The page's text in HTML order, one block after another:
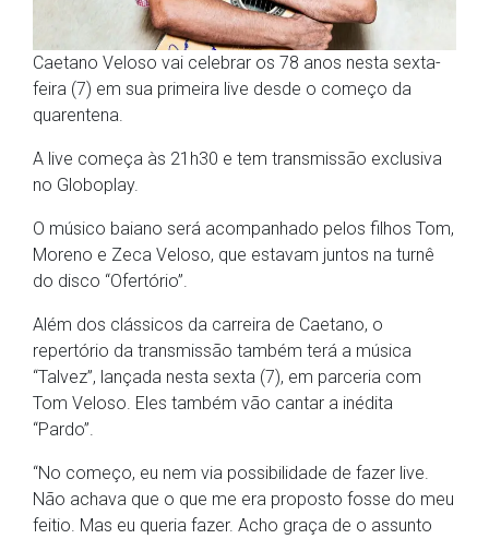
Caetano Veloso vai celebrar os 78 anos nesta sexta-
feira (7) em sua primeira live desde o começo da
quarentena.
A live começa às 21h30 e tem transmissão exclusiva
no Globoplay.
O músico baiano será acompanhado pelos filhos Tom,
Moreno e Zeca Veloso, que estavam juntos na turnê
do disco “Ofertório”.
Além dos clássicos da carreira de Caetano, o
repertório da transmissão também terá a música
“Talvez”, lançada nesta sexta (7), em parceria com
Tom Veloso. Eles também vão cantar a inédita
“Pardo”.
“No começo, eu nem via possibilidade de fazer live.
Não achava que o que me era proposto fosse do meu
feitio. Mas eu queria fazer. Acho graça de o assunto